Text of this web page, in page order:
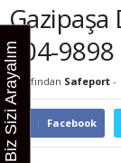
Gazipaşa
304-9898
Tarafından Safeport -
Facebook
Biz Sizi Arayalım